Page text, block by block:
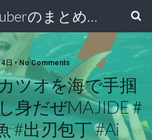
面白いyoutuberのまとめ動画
日 • No Comments
ツオを海で手掴
身だぜMAJIDE #
#出刃包丁 #ai